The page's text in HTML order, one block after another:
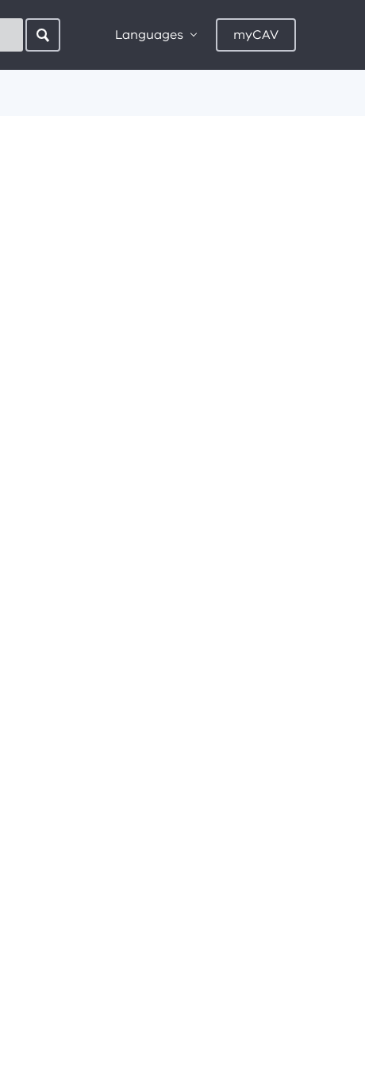
Languages myCAV